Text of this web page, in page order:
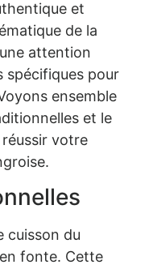
et
de la
attention
spécifiques pour
ensemble
et le
votre
cuisson du
fonte. Cette